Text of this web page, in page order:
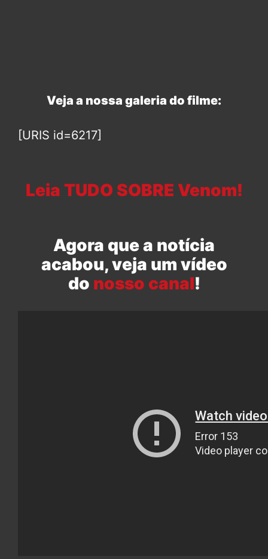
Veja a nossa galeria do filme:
[URIS id=6217]
Leia TUDO SOBRE Venom!
Agora que a notícia
acabou, veja um vídeo
do nosso canal!